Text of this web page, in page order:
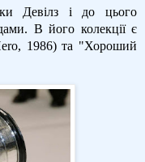
Девілз і до цього
В його колекції є
1986) та "Хороший